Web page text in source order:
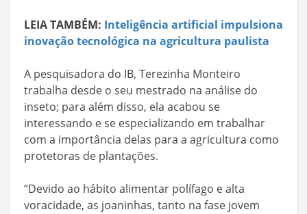
LEIA TAMBÉM: Inteligência artificial impulsiona
inovação tecnológica na agricultura paulista
A pesquisadora do IB, Terezinha Monteiro
trabalha desde o seu mestrado na análise do
inseto; para além disso, ela acabou se
interessando e se especializando em trabalhar
com a importância delas para a agricultura como
protetoras de plantações.
“Devido ao hábito alimentar polífago e alta
voracidade, as joaninhas, tanto na fase jovem